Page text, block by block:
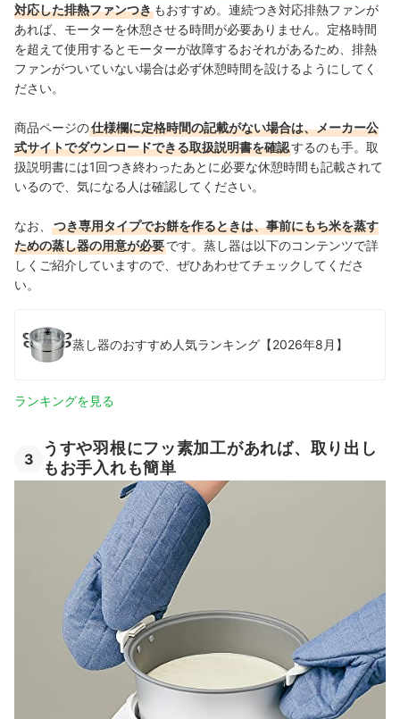
対応した排熱ファンつき もおすすめ。連続つき対応排熱ファンが
あれば、モーターを休憩させる時間が必要ありません。定格時間
を超えて使用するとモーターが故障するおそれがあるため、排熱
ファンがついていない場合は必ず休憩時間を設けるようにしてく
ださい。
商品ページの仕様欄に定格時間の記載がない場合は、メーカー公
式サイトでダウンロードできる取扱説明書を確認するのも手。取
扱説明書には1回つき終わったあとに必要な休憩時間も記載されて
いるので、気になる人は確認してください。
なお、
つき専用タイプでお餅を作るときは、事前にもち米を蒸す
ための蒸し器の用意が必要です。蒸し器は以下のコンテンツで詳
しくご紹介していますので、ぜひあわせてチェックしてくださ
い。
蒸し器のおすすめ人気ランキング【2026年8月】
ランキングを見る
3
うすや羽根にフッ素加工があれば、取り出し
もお手入れも簡単